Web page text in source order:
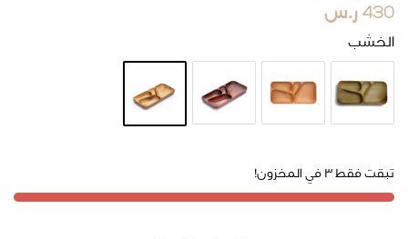
430 ر.س
الخشب
تبقت فقط 3 في المخزون!